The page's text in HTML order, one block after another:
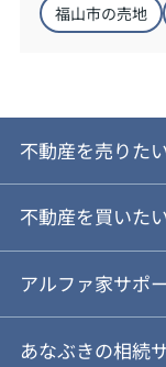
福山市の売地
不動産を売りた
ご売却ガイド
ご売却の流れ
あなぶきの仲介
不動産を買いた
ご購入ガイド
物件を探す
アルファ家サポ
あなぶきの相続